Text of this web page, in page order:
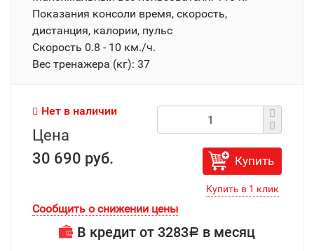
Показания консоли время, скорость,
дистанция, калории, пульс
Скорость 0.8 - 10 км./ч.
Вес тренажера (кг): 37
Нет в наличии
Цена
30 690 руб.
Купить
Сообщить о снижении цены
В кредит от 3283Р в месяц